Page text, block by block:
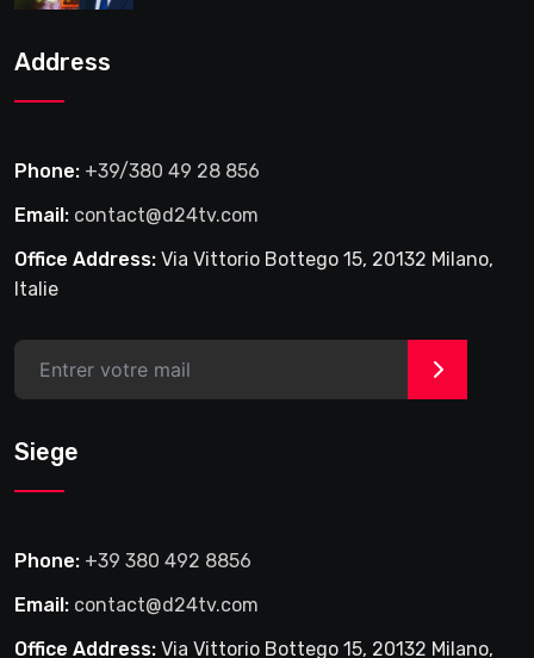
Address
Phone: +39/380 49 28 856
Email: contact@d24tv.com
Office Address: Via Vittorio Bottego 15, 20132 Milano,
Italie
>
Siege
Phone: +39 380 492 8856
Email: contact@d24tv.com
Office Address: Via Vittorio Bottego 15, 20132 Milano,